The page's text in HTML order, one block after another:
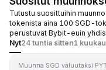
Tutustu suosittuihin
tokenista aina 100 SGD-
perustuvat Bybit-euin
Nyt24 tuntia sitten1
Muunna SGD valuutaksi